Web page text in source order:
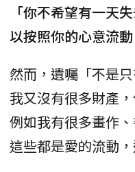
「你不希望有一天
以按照你的心意流
然而，遺囑「不是
我又沒有很多財產
例如我有很多畫作
這些都是愛的流動，